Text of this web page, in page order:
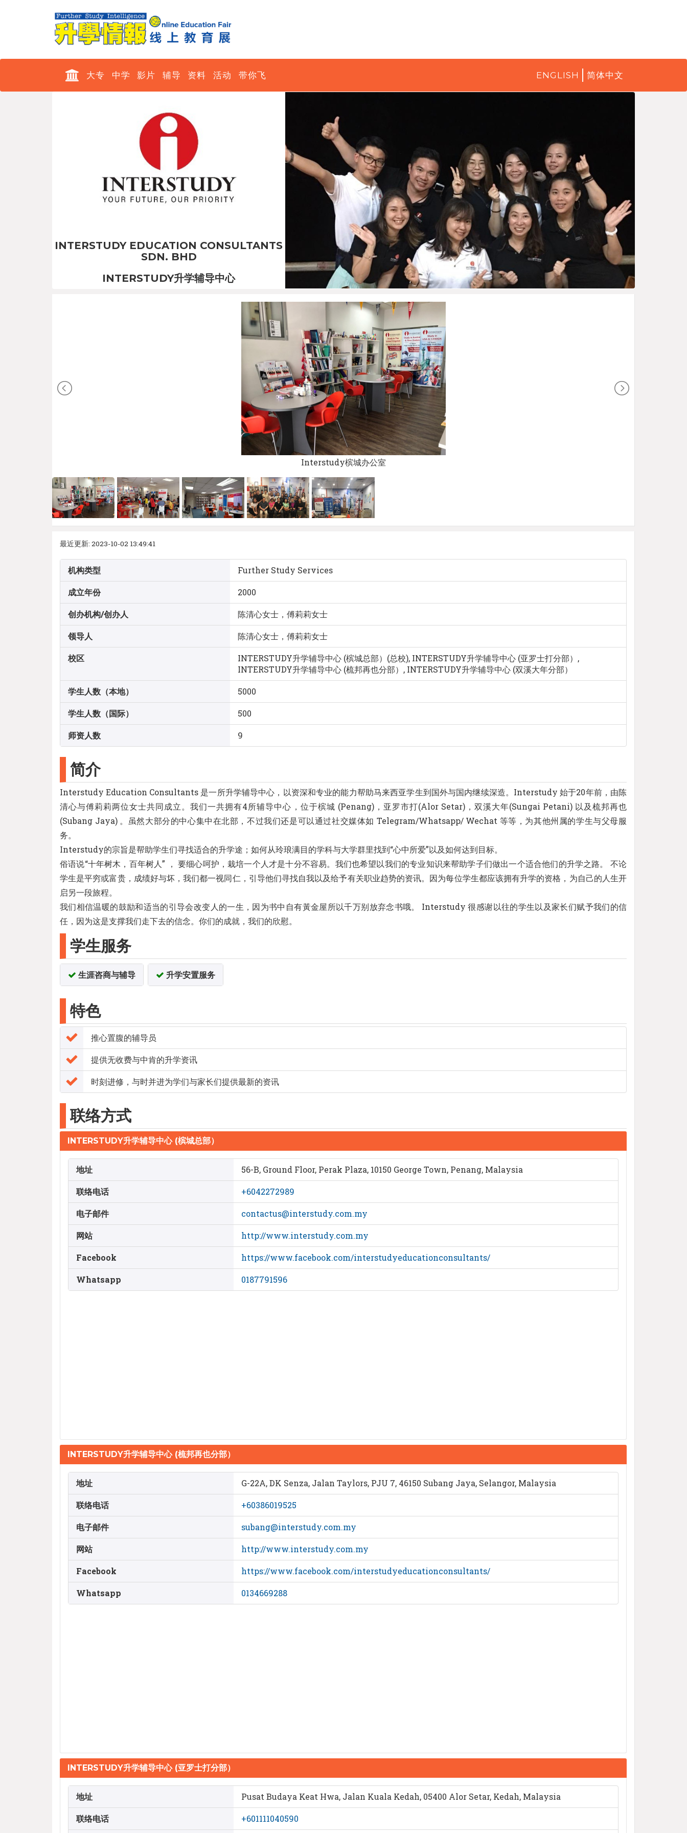
大专 中学 影片 辅导 资料 活动 带你飞 ENGLISH 简体中文
INTERSTUDY EDUCATION CONSULTANTS
SDN. BHD
INTERSTUDY升学辅导中心
Interstudy槟城办公室
最近更新: 2023-10-02 13:49:41
机构类型 Further Study Services
成立年份 2000
创办机构/创办人 陈清心女士，傅莉莉女士
领导人 陈清心女士，傅莉莉女士
校区
INTERSTUDY升学辅导中心 (槟城总部）(总校), INTERSTUDY升学辅导中心 (亚罗士打分部）,
INTERSTUDY升学辅导中心 (梳邦再也分部）, INTERSTUDY升学辅导中心 (双溪大年分部）
学生人数（本地） 5000
学生人数（国际） 500
师资人数 9
简介
Interstudy Education Consultants 是一所升学辅导中心，以资深和专业的能力帮助马来西亚学生到国外与国内继续深造。Interstudy 始于20年前，由陈
清心与傅莉莉两位女士共同成立。我们一共拥有4所辅导中心，位于槟城 (Penang)，亚罗市打(Alor Setar)，双溪大年(Sungai Petani) 以及梳邦再也
(Subang Jaya) 。虽然大部分的中心集中在北部，不过我们还是可以通过社交媒体如 Telegram/Whatsapp/ Wechat 等等，为其他州属的学生与父母服
务。
Interstudy的宗旨是帮助学生们寻找适合的升学途；如何从玲琅满目的学科与大学群里找到“心中所爱”以及如何达到目标。
俗语说“十年树木，百年树人” ， 要细心呵护，栽培一个人才是十分不容易。我们也希望以我们的专业知识来帮助学子们做出一个适合他们的升学之路。 不论
学生是平穷或富贵，成绩好与坏，我们都一视同仁，引导他们寻找自我以及给予有关职业趋势的资讯。因为每位学生都应该拥有升学的资格，为自己的人生开
启另一段旅程。
我们相信温暖的鼓励和适当的引导会改变人的一生，因为书中自有黃金屋所以千万别放弃念书哦。 Interstudy 很感谢以往的学生以及家长们赋予我们的信
任，因为这是支撑我们走下去的信念。你们的成就，我们的欣慰。
学生服务
生涯咨商与辅导 升学安置服务
特色
推心置腹的辅导员
提供无收费与中肯的升学资讯
时刻进修，与时并进为学们与家长们提供最新的资讯
联络方式
INTERSTUDY升学辅导中心 (槟城总部）
地址 56-B, Ground Floor, Perak Plaza, 10150 George Town, Penang, Malaysia
联络电话 +6042272989
电子邮件 contactus@interstudy.com.my
网站 http://www.interstudy.com.my
Facebook https://www.facebook.com/interstudyeducationconsultants/
Whatsapp 0187791596
INTERSTUDY升学辅导中心 (梳邦再也分部）
地址 G-22A, DK Senza, Jalan Taylors, PJU 7, 46150 Subang Jaya, Selangor, Malaysia
联络电话 +60386019525
电子邮件 subang@interstudy.com.my
网站 http://www.interstudy.com.my
Facebook https://www.facebook.com/interstudyeducationconsultants/
Whatsapp 0134669288
INTERSTUDY升学辅导中心 (亚罗士打分部）
地址 Pusat Budaya Keat Hwa, Jalan Kuala Kedah, 05400 Alor Setar, Kedah, Malaysia
联络电话 +601111040590